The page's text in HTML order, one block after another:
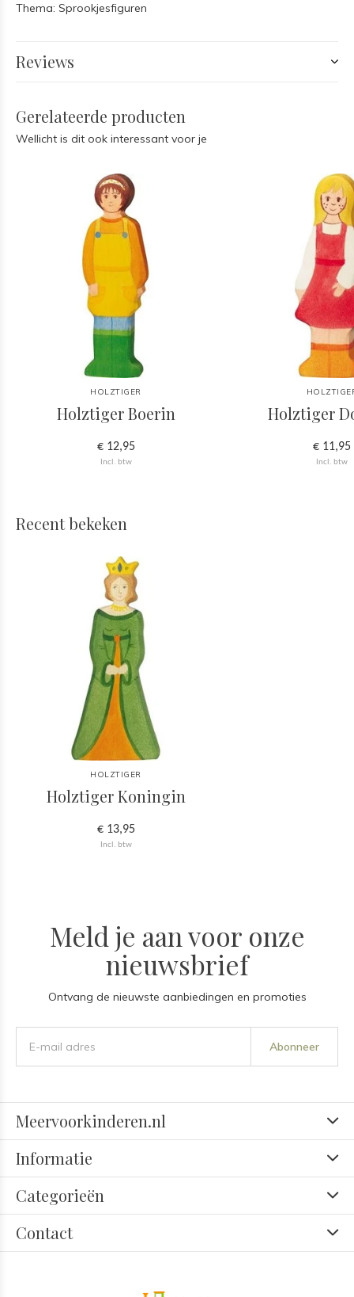
Thema: Sprookjesfiguren
Reviews
Gerelateerde producten
Wellicht is dit ook interessant voor je
HOLZTIGER
Holztiger Boerin
€ 12,95
Incl. btw
Holztiger
€ 11,95
Incl. btw
Recent bekeken
HOLZTIGER
Holztiger Koningin
€ 13,95
Incl. btw
Meld je aan voor onze
nieuwsbrief
Ontvang de nieuwste aanbiedingen en promoties
Abonneer
Meervoorkinderen.nl
Informatie
Categorieën
Contact